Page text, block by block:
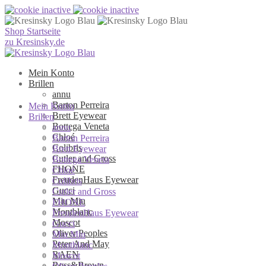
Shop Startseite
zu Kresinsky.de
Mein Konto
Brillen
annu
Barton Perreira
Brett Eyewear
Bottega Veneta
Chloé
Colibris
Cutler and Gross
FHONE
FreudenHaus Eyewear
Gucci
Miu Miu
Montblanc
Moscot
Oliver Peoples
Peter And May
RAEN
Mein Konto
Brillen
annu
Barton Perreira
Brett Eyewear
Bottega Veneta
Chloé
Colibris
Cutler and Gross
FHONE
FreudenHaus Eyewear
Gucci
Miu Miu
Montblanc
Moscot